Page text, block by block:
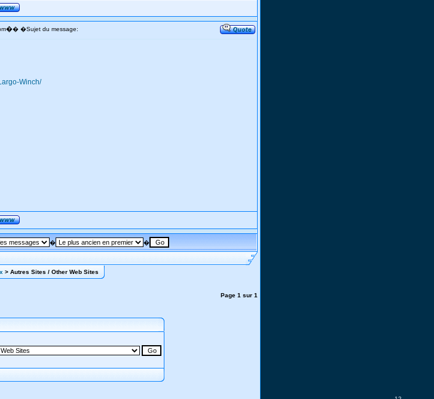
�� �Sujet du message:
Winch/
� �
> Autres Sites / Other Web Sites
Page 1 sur 1